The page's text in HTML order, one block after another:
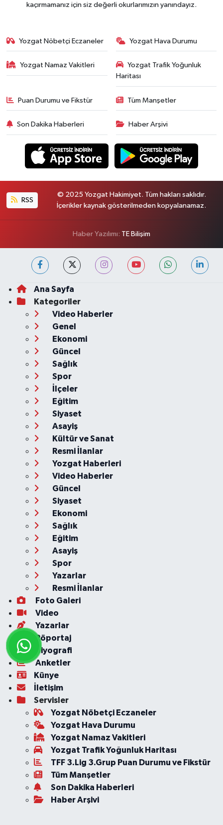
kaçırmamanız için siz değerli okurlarımızın yanındayız.
Yozgat Nöbetçi Eczaneler Yozgat Hava Durumu
Yozgat Namaz Vakitleri
Yozgat Trafik Yoğunluk
Haritası
Puan Durumu ve Fikstür Tüm Manşetler
Son Dakika Haberleri Haber Arşivi
RSS
© 2025 Yozgat Hakimiyet. Tüm hakları saklıdır.
İçerikler kaynak gösterilmeden kopyalanamaz.
Haber Yazılımı: TE Bilişim
Ana Sayfa
Kategoriler
Video Haberler
Genel
Ekonomi
Güncel
Sağlık
Spor
İlçeler
Eğitim
Siyaset
Asayiş
Kültür ve Sanat
Resmi İlanlar
Yozgat Haberleri
Video Haberler
Güncel
Siyaset
Ekonomi
Sağlık
Eğitim
Asayiş
Spor
Yazarlar
Resmi İlanlar
Foto Galeri
Video
Yazarlar
Röportaj
Biyografi
Anketler
Künye
İletişim
Servisler
Yozgat Nöbetçi Eczaneler
Yozgat Hava Durumu
Yozgat Namaz Vakitleri
Yozgat Trafik Yoğunluk Haritası
TFF 3.Lig 3.Grup Puan Durumu ve Fikstür
Tüm Manşetler
Son Dakika Haberleri
Haber Arşivi